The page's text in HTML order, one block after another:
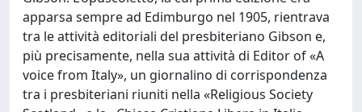
apparsa sempre ad Edimburgo nel 1905, rientrava
tra le attività editoriali del presbiteriano Gibson e,
più precisamente, nella sua attività di Editor of «A
voice from Italy», un giornalino di corrispondenza
tra i presbiteriani riuniti nella «Religious Society